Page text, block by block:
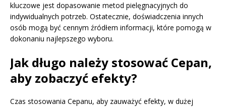
kluczowe jest dopasowanie metod pielęgnacyjnych do
indywidualnych potrzeb. Ostatecznie, doświadczenia innych
osób mogą być cennym źródłem informacji, które pomogą w
dokonaniu najlepszego wyboru.
Jak długo należy stosować Cepan,
aby zobaczyć efekty?
Czas stosowania Cepanu, aby zauważyć efekty, w dużej